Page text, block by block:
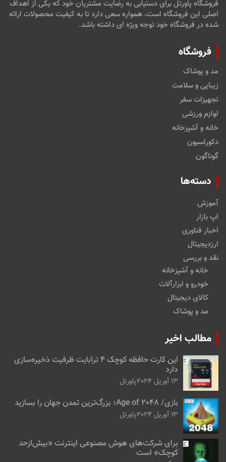
فروشگاه پاورتل برای دستیابی به رضایت مشتریان خود که یکی از اهداف
اصلی این فروشگاه است، همواره سعی دارد تا به کیفیت محصولات ارائه
شده در فروشگاه خود توجه ویژه ای داشته باشد.
فروشگاه
مد و پوشاک
زیبایی و سلامت
تجهیزات سفر
لوازم ورزشی
خانه و آشپزخانه
دکوراسیون
گوناگون
دسته‌ها
آموزش
اپ بازار
اخبار فناوری
ارزدیجیتال
نقد و بررسی
خانه و آشپزخانه
خودرو و ابزارآلات
کالای دیجیتال
مد و پوشاک
مطالب اخیر
این کارت حافظه کوچک ۴ ترابایت ظرفیت ذخیره‌سازی
دارد
13 آوریل 2024 پاورتل
بازی/ Age of 2048؛ بزرگ‌ترین تمدن جهان را بسازید
13 آوریل 2024 پاورتل
برای شرکت‌های هوش مصنوعی اینترنت «بیش‌از‌حد
کوچک» است